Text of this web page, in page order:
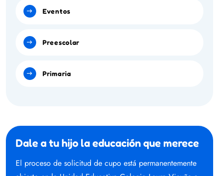
Eventos
Preescolar
Primaria
Dale a tu hijo la educación que merece
El proceso de solicitud de cupo está permanentemente